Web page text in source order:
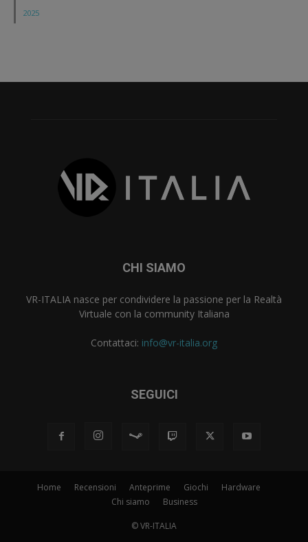
2025
CHI SIAMO
VR-ITALIA nasce per condividere la passione per la Realtà
Virtuale con la community Italiana
Contattaci: info@vr-italia.org
SEGUICI
Home Recensioni Anteprime Giochi
Hardware
Chi siamo
Business
© VR-ITALIA